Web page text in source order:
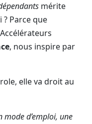
mérite
Parce que
, nous inspire par
elle va droit au
mode d’emploi, une